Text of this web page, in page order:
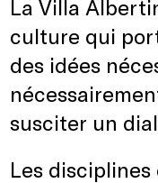
La Villa
culture qui
des idées
susciter un
Les